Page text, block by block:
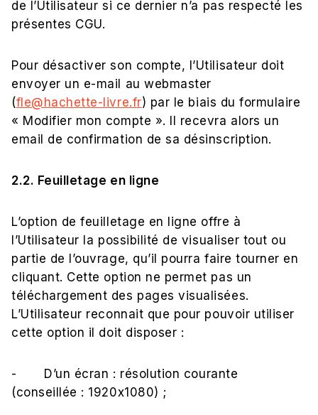
de l’Utilisateur si ce dernier n’a pas respecté les
présentes CGU.
Pour désactiver son compte, l’Utilisateur doit
envoyer un e-mail au webmaster
(fle@hachette-livre.fr) par le biais du formulaire
« Modifier mon compte ». Il recevra alors un
email de confirmation de sa désinscription.
2.2. Feuilletage en ligne
L’option de feuilletage en ligne offre à
l’Utilisateur la possibilité de visualiser tout ou
partie de l’ouvrage, qu’il pourra faire tourner en
cliquant. Cette option ne permet pas un
téléchargement des pages visualisées.
L’Utilisateur reconnait que pour pouvoir utiliser
cette option il doit disposer :
- D’un écran : résolution courante
(conseillée : 1920x1080) ;